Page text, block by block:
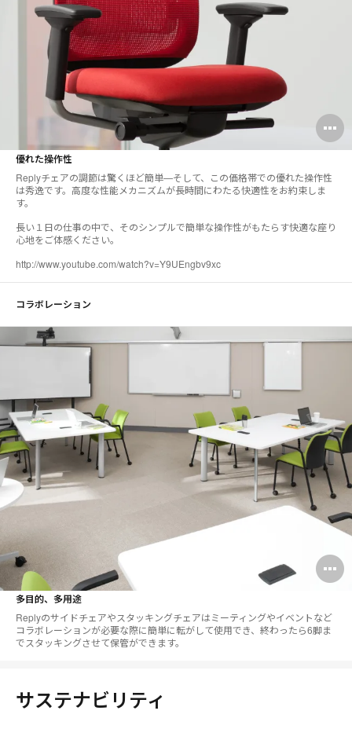
優れた操作性
Replyチェアの調節は驚くほど簡単—そして、この価格帯での優れた操作性
は秀逸です。高度な性能メカニズムが長時間にわたる快適性をお約束しま
す。
長い１日の仕事の中で、そのシンプルで簡単な操作性がもたらす快適な座り
心地をご体感ください。
http://www.youtube.com/watch?v=Y9UEngbv9xc
コラボレーション
多目的、多用途
Replyのサイドチェアやスタッキングチェアはミーティングやイベントなど
コラボレーションが必要な際に簡単に転がして使用でき、終わったら6脚ま
でスタッキングさせて保管ができます。
サステナビリティ